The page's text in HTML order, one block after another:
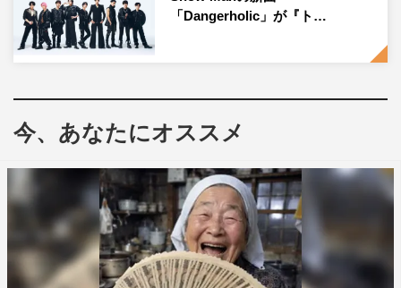
が、そういうところも見どころだなと思うし、すごく魅力
が詰まった人です。
ほとんどです。ハルみたいにあんなに場をぶわーって回し
たりできるようなコミュニケーション能力が自分にはない
し、ハッタリとかを言うときも、自信に満ちあふれたまま
言っているので、そこに疑いがないように見えてしまうと
いうか、常に自信のあるキャラクターだなと思っていま
す。自分は最近やっと徐々に自分に自信を持つことができ
ているぐらいなので、そういうところはハルを見ていてす
「Dangerholic」が『ト…
今、あなたにオススメ